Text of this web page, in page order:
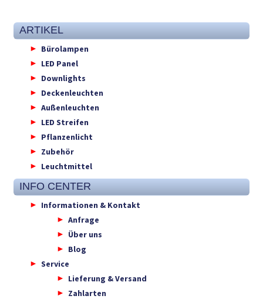
ARTIKEL
Bürolampen
LED Panel
Downlights
Deckenleuchten
Außenleuchten
LED Streifen
Pflanzenlicht
Zubehör
Leuchtmittel
INFO CENTER
Informationen & Kontakt
Anfrage
Über uns
Blog
Service
Lieferung & Versand
Zahlarten